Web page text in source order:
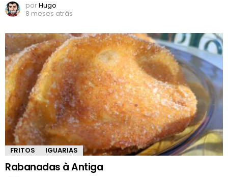
porHugo
8 meses atrás
FRITOS IGUARIAS
Rabanadas à Antiga